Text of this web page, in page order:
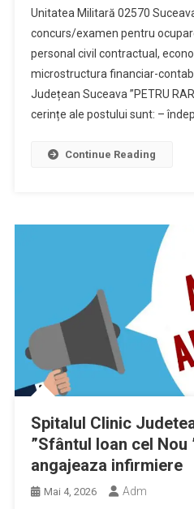
Unitatea Militară 02570
concurs/examen pentru
personal civil contractual,
microstructura financiar-
Județean Suceava ”PETRU
cerințe ale postului sunt: –
Continue Reading
Spitalul Clinic
”Sfântul Ioan cel Nou
angajeaza infirmiere
Mai 4, 2026 Adm